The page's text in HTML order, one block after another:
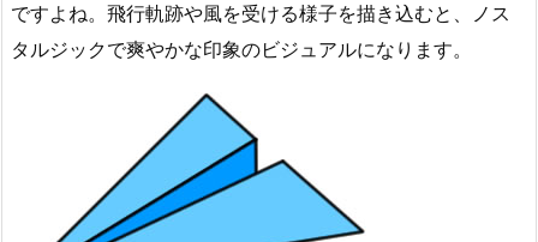
ですよね。飛行軌跡や風を受ける様子を描き込むと、ノス
タルジックで爽やかな印象のビジュアルになります。